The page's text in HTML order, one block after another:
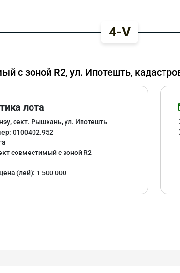
4-V
с зоной R2, ул. Ипотешть,
лота
сект. Рышкань, ул. Ипотешть
0100402.952
совместимый с зоной R2
(лей): 1 500 000